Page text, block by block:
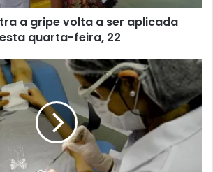
a gripe volta a ser aplicada
quarta-feira, 22